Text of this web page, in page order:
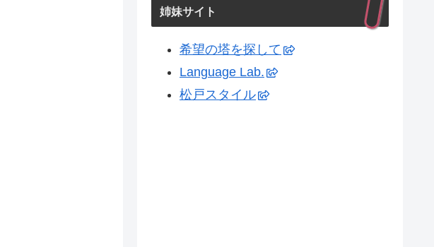
姉妹サイト
希望の塔を探して
Language Lab.
松戸スタイル